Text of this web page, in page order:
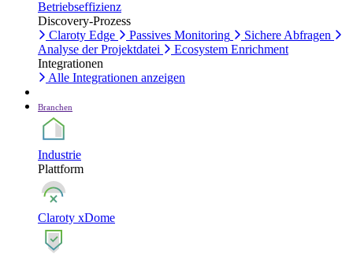
Betriebseffizienz
Discovery-Prozess
Claroty Edge
Passives Monitoring
Sichere Abfragen
Analyse der Projektdatei
Ecosystem Enrichment
Integrationen
Alle Integrationen anzeigen
Branchen
Industrie
Plattform
Claroty xDome